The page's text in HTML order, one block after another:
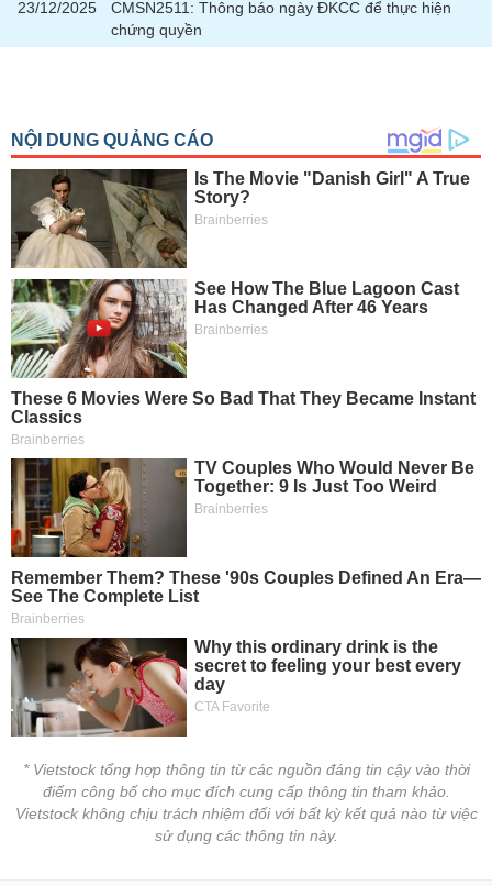
23/12/2025
CMSN2511: Thông báo ngày ĐKCC để thực hiện
chứng quyền
* Vietstock tổng hợp thông tin từ các nguồn đáng tin cậy vào thời
điểm công bố cho mục đích cung cấp thông tin tham khảo.
Vietstock không chịu trách nhiệm đối với bất kỳ kết quả nào từ việc
sử dụng các thông tin này.
cụ
đầu
tư
Truyền
thông
tài
chính
liệu
tài
chính